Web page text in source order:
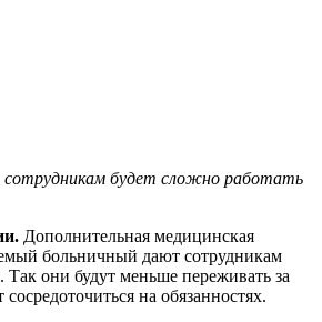
сотрудникам будет сложно работать
Дополнительная медицинская
больничный дают сотрудникам
Так они будут меньше переживать за
на обязанностях.